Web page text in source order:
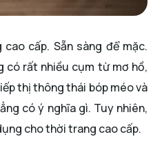
cấp. Sẵn sàng để mặc.
có rất nhiều cụm từ mơ hồ,
thị thông thái bóp méo và
có ý nghĩa gì. Tuy nhiên,
cho thời trang cao cấp.